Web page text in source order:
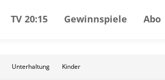
TV 20:15 Gewinnspiele Abo
Unterhaltung Kinder